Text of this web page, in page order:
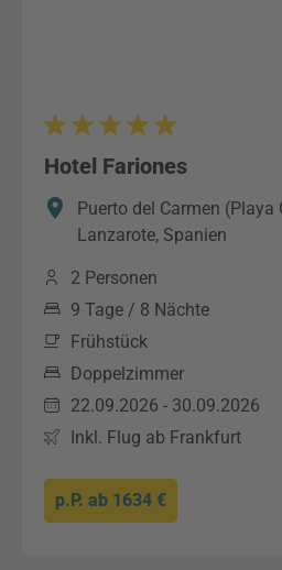
Hotel Fariones
Puerto del Carmen (Playa
Lanzarote, Spanien
2 Personen
9 Tage / 8 Nächte
Frühstück
Doppelzimmer
22.09.2026 - 30.09.2026
Inkl. Flug ab Frankfurt
p.P. ab 1634 €